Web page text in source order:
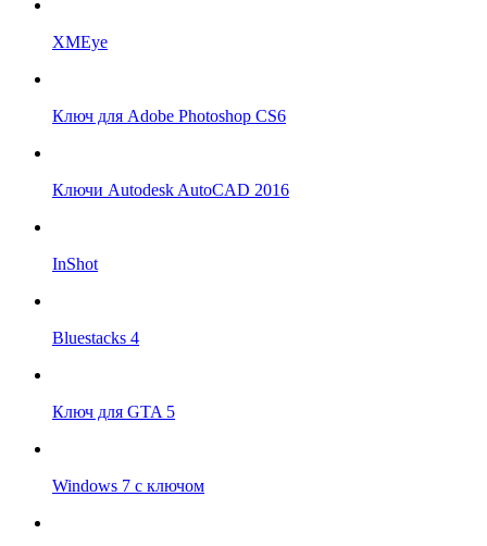
XMEye
Ключ для Adobe Photoshop CS6
Ключи Autodesk AutoCAD 2016
InShot
Bluestacks 4
Ключ для GTA 5
Windows 7 с ключом